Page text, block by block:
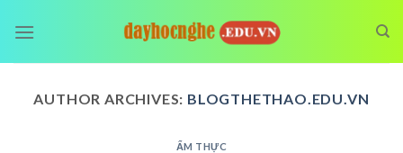
AUTHOR ARCHIVES: BLOGTHETHAO.EDU.VN
ẨM THỰC